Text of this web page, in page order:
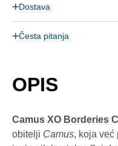
Dostava
Česta pitanja
OPIS
Camus XO Borderies
obitelji Camus, koja već